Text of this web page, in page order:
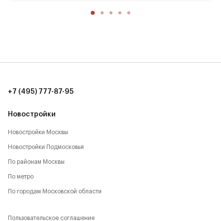
8 мин. до ТЦ Метрополис (7 км)
Новостройки
Новостройки Москвы
Новостройки Подмосковья
По районам Москвы
По метро
По городам Московской области
+7 (495) 777-87-95
Пользовательское соглашение